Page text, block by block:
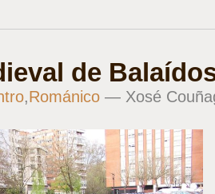
de
,Románico — Xosé